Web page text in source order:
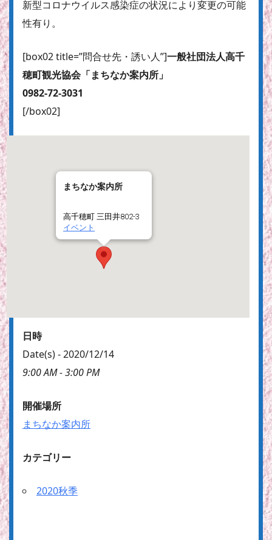
新型コロナウイルス感染症の状況により変更の可能
性有り。
[box02 title=”問合せ先・誘い人”]一般社団法人高千
穂町観光協会「まちなか案内所」
0982-72-3031
[/box02]
まちなか案内所
高千穂町 三田井802-3
イベント
日時
Date(s) - 2020/12/14
9:00 AM - 3:00 PM
開催場所
まちなか案内所
カテゴリー
2020秋季